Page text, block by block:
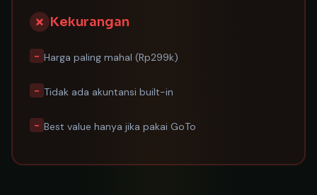
✗ Kekurangan
− Harga paling mahal (Rp299k)
− Tidak ada akuntansi built-in
− Best value hanya jika pakai GoTo